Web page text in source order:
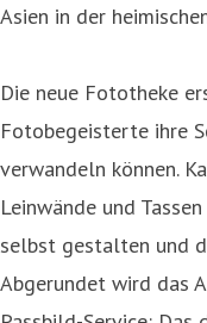
Asien in der
Die neue Fototheke
Fotobegeisterte ihre
verwandeln können.
Leinwände und
selbst gestalten und
Abgerundet wird das